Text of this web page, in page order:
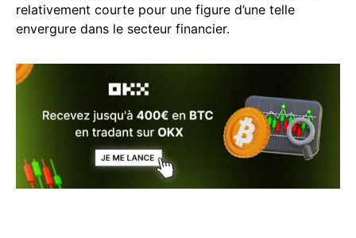
relativement courte pour une figure d’une telle
envergure dans le secteur financier.